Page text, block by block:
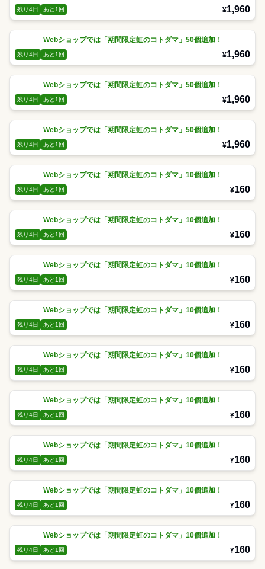
残り4日 あと1回 ¥1,960
Webショップでは「期間限定虹のコトダマ」50個追加！
残り4日 あと1回 ¥1,960
Webショップでは「期間限定虹のコトダマ」50個追加！
残り4日 あと1回 ¥1,960
Webショップでは「期間限定虹のコトダマ」50個追加！
残り4日 あと1回 ¥1,960
Webショップでは「期間限定虹のコトダマ」10個追加！
残り4日 あと1回 ¥160
Webショップでは「期間限定虹のコトダマ」10個追加！
残り4日 あと1回 ¥160
Webショップでは「期間限定虹のコトダマ」10個追加！
残り4日 あと1回 ¥160
Webショップでは「期間限定虹のコトダマ」10個追加！
残り4日 あと1回 ¥160
Webショップでは「期間限定虹のコトダマ」10個追加！
残り4日 あと1回 ¥160
Webショップでは「期間限定虹のコトダマ」10個追加！
残り4日 あと1回 ¥160
Webショップでは「期間限定虹のコトダマ」10個追加！
残り4日 あと1回 ¥160
Webショップでは「期間限定虹のコトダマ」10個追加！
残り4日 あと1回 ¥160
Webショップでは「期間限定虹のコトダマ」10個追加！
残り4日 あと1回 ¥160